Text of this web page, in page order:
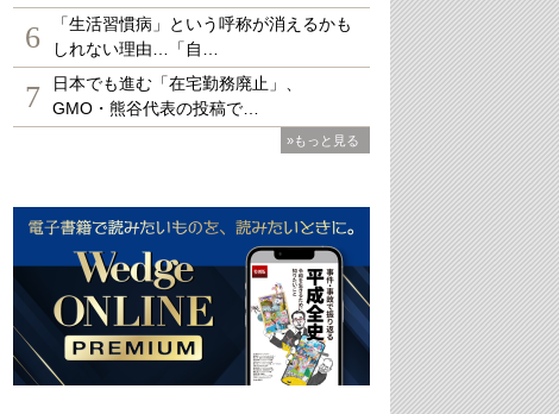
6
「生活習慣病」という呼称が消えるかも
しれない理由…「自…
7
日本でも進む「在宅勤務廃止」、
GMO・熊谷代表の投稿で…
»もっと見る